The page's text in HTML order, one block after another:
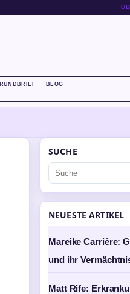
RUNDBRIEF BLOG
SUCHE
NEUESTE ARTIKEL
Mareike Carrière:
und ihr
Matt Rife: